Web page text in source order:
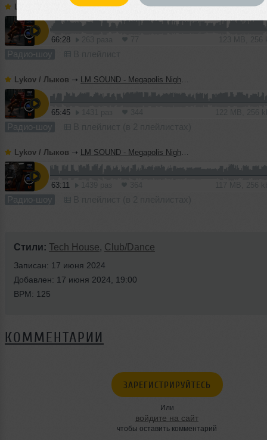
Lykov / Лыков ➝LM SOUND - Megapolis Night 14.07.2026
66:28
Радио-шоу
Lykov / Лыков ➝ LM SOUND - Megapolis Night 07.07.2026
65:45
Радио-шоу
Lykov / Лыков ➝ LM SOUND - Megapolis Night 30.06.2026
63:11
Радио-шоу
Стили: Tech House, Club/Dance
Записан: 17 июня 2024
Добавлен: 17 июня 2024, 19:00
BPM: 125
КОММЕНТАРИИ
ЗАРЕГИСТРИРУЙТЕСЬ
Или
войдите на сайт
чтобы оставить комментарий